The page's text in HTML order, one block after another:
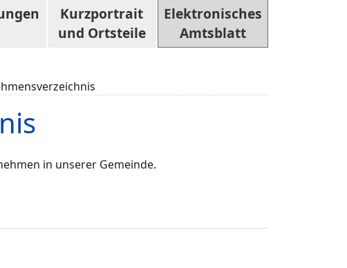
Kurzportrait
und Ortsteile
Elektronisches
Amtsblatt
in unserer Gemeinde.